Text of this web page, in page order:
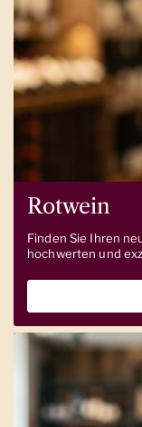
Rotwein
Finden Sie Ihren
hochwerten und